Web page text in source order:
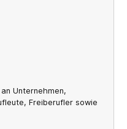
Unternehmen,
Freiberufler sowie